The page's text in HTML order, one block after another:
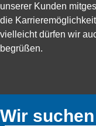
unserer Kunden
die
vielleicht dürfen wir
begrüßen.
Wir suchen